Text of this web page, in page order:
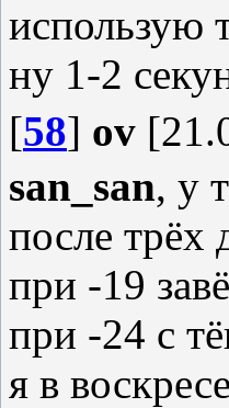
использую
ну 1-2
[58] ov
san_san, у
после
при -19
при -24 с
я в